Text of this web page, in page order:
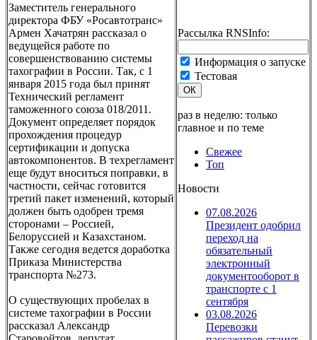
Заместитель генерального
директора ФБУ «Росавтотранс»
Армен Хачатрян рассказал о
ведущейся работе по
совершенствованию системы
тахографии в России. Так, с 1
января 2015 года был принят
Технический регламент
таможенного союза 018/2011.
Документ определяет порядок
прохождения процедур
сертификации и допуска
автокомпонентов. В техрегламент
еще будут вноситься поправки, в
частности, сейчас готовится
третий пакет изменений, который
должен быть одобрен тремя
сторонами – Россией,
Белоруссией и Казахстаном.
Также сегодня ведется доработка
Приказа Министерства
транспорта №273.
О существующих пробелах в
системе тахографии в России
рассказал Александр
Рассылка RNSInfo:
Информация о запуске
Тестовая
ОК
раз в неделю: только
главное и по теме
Свежее
Топ
Новости
07.08.2026
Президент одобрил
переход на
обязательный
электронный
документооборот в
транспорте с 1
сентября
03.08.2026
Перевозки